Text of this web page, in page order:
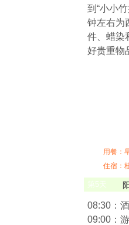
到“小小
钟左右为
件、蜡染
好贵重物
用餐：
住宿：
第5天
08:30：
09:00：